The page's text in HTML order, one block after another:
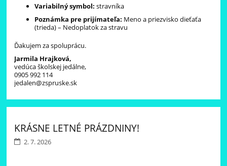
Variabilný symbol: stravníka
Poznámka pre prijímateľa: Meno a priezvisko dieťaťa
(trieda) – Nedoplatok za stravu
Ďakujem za spoluprácu.
Jarmila Hrajková,
vedúca školskej jedálne,
0905 992 114
jedalen@zspruske.sk
KRÁSNE LETNÉ PRÁZDNINY!
2. 7. 2026